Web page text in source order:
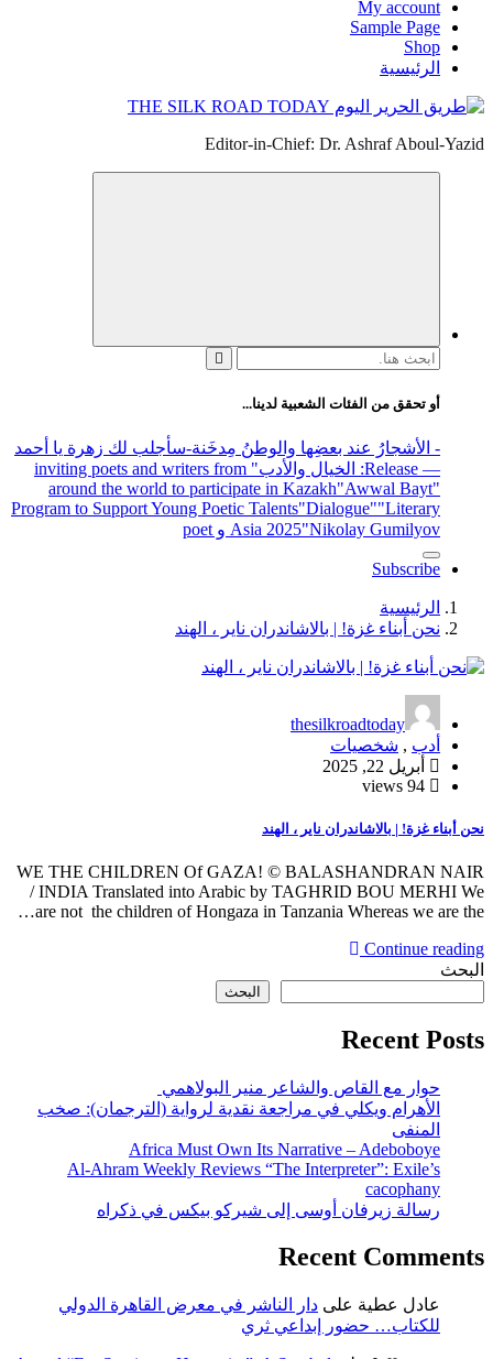
My account
Sample Page
Shop
الرئيسية
Editor-in-Chief: Dr. Ashraf Aboul-Yazid
البحث
أو تحقق من الفئات الشعبية لدينا...
- الأشجارُ عند بعضِها والوطنُ مِدخَنة-سأجلب لك زهرة يا أحمد
— Release
: الخيال والأدب
" inviting poets and writers from
around the world to participate in Kazakh"Awwal Bayt"
Program to Support Young Poetic Talents"Dialogue""Literary
Asia 2025"Nikolay Gumilyov و poet
Subscribe
الرئيسية
نحن أبناء غزة! | بالاشاندران ناير ، الهند
thesilkroadtoday
أدب , شخصيات
أبريل 22, 2025
نحن أبناء غزة! | بالاشاندران ناير ، الهند
WE THE CHILDREN Of GAZA! © BALASHANDRAN NAIR
/ INDIA Translated into Arabic by TAGHRID BOU MERHI We
are not the children of Hongaza in Tanzania Whereas we are the…
Continue reading
البحث
البحث
Recent Posts
حوار مع القاص والشاعر منير البولاهمي
الأهرام ويكلي في مراجعة نقدية لرواية (الترجمان): صخب
المنفى
Africa Must Own Its Narrative – Adeboboye
Al-Ahram Weekly Reviews “The Interpreter”: Exile’s
cacophany
رسالة زيرفان أوسى إلى شيركو بيكس في ذكراه
Recent Comments
عادل عطية على دار الناشر في معرض القاهرة الدولي
للكتاب… حضور إبداعي ثري